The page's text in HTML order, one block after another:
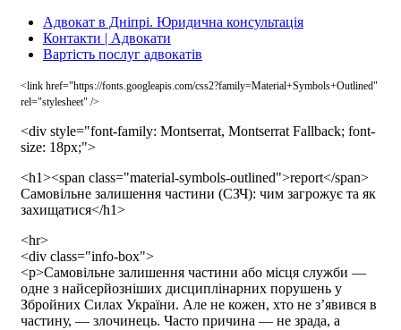
Адвокат в Дніпрі. Юридична консультація
Контакти | Адвокати
Вартість послуг адвокатів
<link href="https://fonts.googleapis.com/css2?family=Material+Symbols+Outlined"
rel="stylesheet" />
<div style="font-family: Montserrat, Montserrat Fallback; font-
size: 18px;">
<h1><span class="material-symbols-outlined">report</span>
Самовільне залишення частини (СЗЧ): чим загрожує та як
захищатися</h1>
<hr>
<div class="info-box">
<p>Самовільне залишення частини або місця служби —
одне з найсерйозніших дисциплінарних порушень у
Збройних Силах України. Але не кожен, хто не з’явився в
частину, — злочинець. Часто причина — не зрада, а